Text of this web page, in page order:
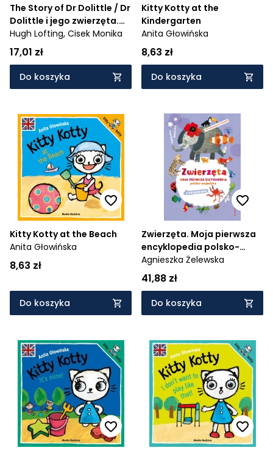
Od najstarszych
The Story of Dr Dolittle / Dr
Dolittle i jego zwierzęta.
Czytam po angielsku
Hugh Lofting, Cisek Monika
17,01 zł
Do koszyka
Kitty Kotty at the
Kindergarten
Anita Głowińska
8,63 zł
Do koszyka
Kitty Kotty at the Beach
Anita Głowińska
8,63 zł
Do koszyka
Zwierzęta. Moja pierwsza
encyklopedia polsko-
angielska z okienkami
Agnieszka Żelewska
41,88 zł
Do koszyka